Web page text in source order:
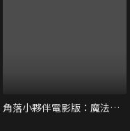
角落小夥伴電影版：魔法繪本裡的新朋友